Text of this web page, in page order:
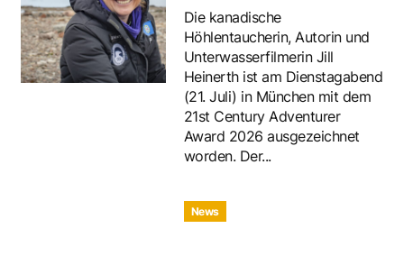
Die kanadische
Höhlentaucherin, Autorin und
Unterwasserfilmerin Jill
Heinerth ist am Dienstagabend
(21. Juli) in München mit dem
21st Century Adventurer
Award 2026 ausgezeichnet
worden. Der...
News